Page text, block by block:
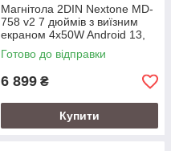
Магнітола 2DIN Nextone MD-
758 v2 7 дюймів з виїзним
екраном 4x50W Android 13,
2/64 ГБ, 4 ядра, Bluetooth,
GPS, CarPlay, Android
Готово до відправки
6 899 ₴
Купити